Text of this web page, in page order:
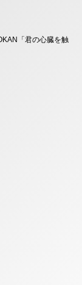
「君の心臓を触